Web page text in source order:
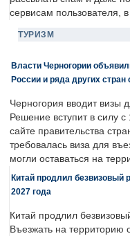
сервисам пользователя,
ТУРИЗМ
Власти Черногории
России и ряда других стран
Черногория вводит визы
Решение вступит в силу
сайте правительства
требовалась виза для
могли оставаться на
Китай продлил безвизовый
2027 года
Китай продлил
Въезжать на территорию